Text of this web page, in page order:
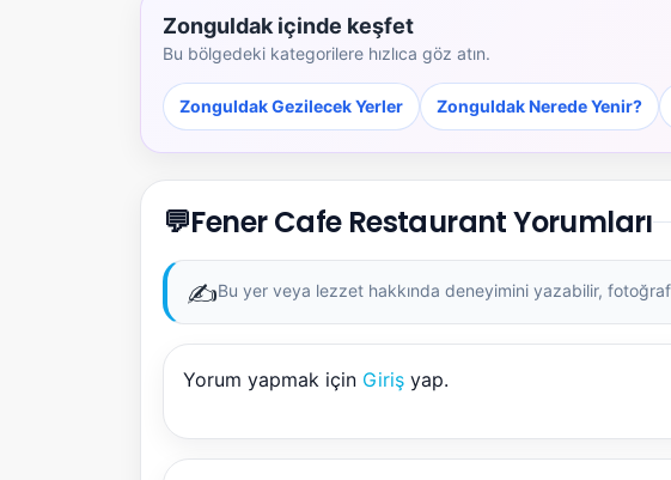
Zonguldak içinde keşfet
Bu bölgedeki kategorilere hızlıca göz atın.
Zonguldak Gezilecek Yerler Zonguldak Nerede Yenir?
💬Fener Cafe Restaurant Yorumları
✍️Bu yer veya lezzet hakkında deneyimini yazabilir,
Yorum yapmak için Giriş yap.